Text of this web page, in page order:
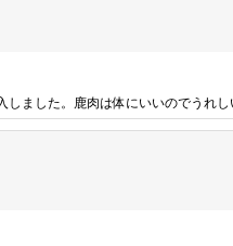
ました。鹿肉は体にいいのでうれし